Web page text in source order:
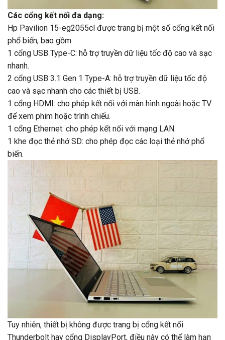
Các cổng kết nối đa dạng:
Hp Pavilion 15-eg2055cl được trang bị một số cổng kết nối
phổ biến, bao gồm:
1 cổng USB Type-C: hỗ trợ truyền dữ liệu tốc độ cao và sạc
nhanh.
2 cổng USB 3.1 Gen 1 Type-A: hỗ trợ truyền dữ liệu tốc độ
cao và sạc nhanh cho các thiết bị USB.
1 cổng HDMI: cho phép kết nối với màn hình ngoài hoặc TV
để xem phim hoặc trình chiếu.
1 cổng Ethernet: cho phép kết nối với mạng LAN.
1 khe đọc thẻ nhớ SD: cho phép đọc các loại thẻ nhớ phổ
biến.
Tuy nhiên, thiết bị không được trang bị cổng kết nối
Thunderbolt hay cổng DisplayPort, điều này có thể làm hạn